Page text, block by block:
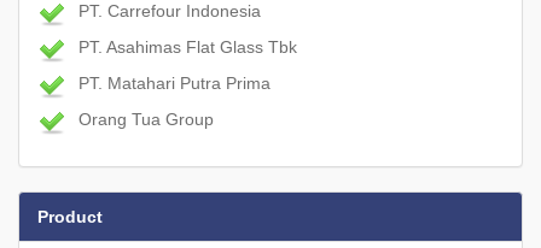
PT. Carrefour Indonesia
PT. Asahimas Flat Glass Tbk
PT. Matahari Putra Prima
Orang Tua Group
Product